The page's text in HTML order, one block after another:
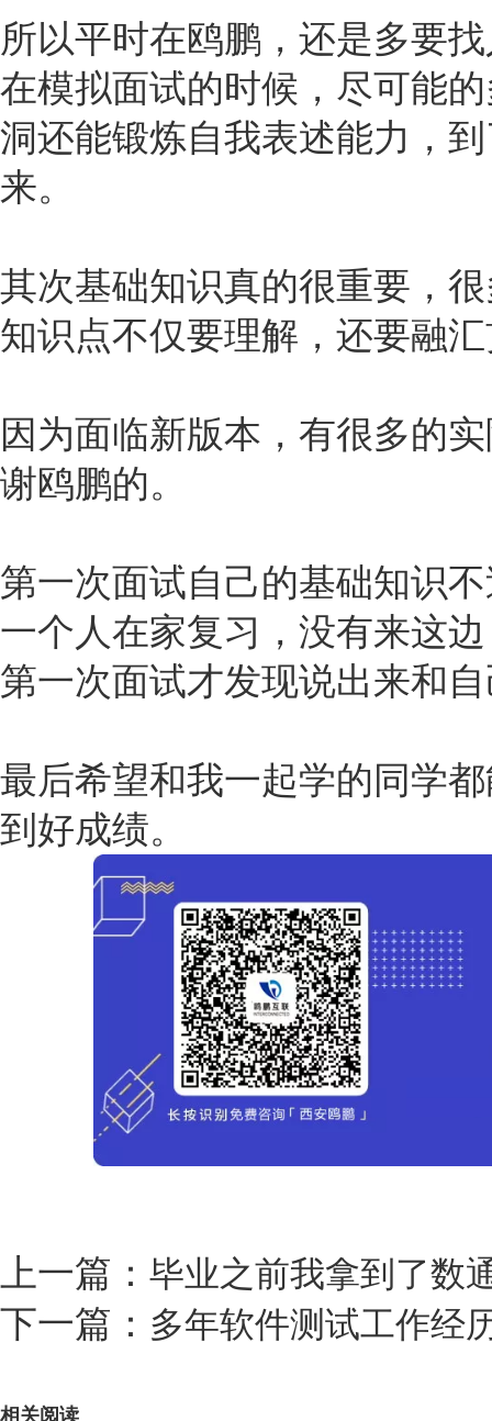
所以平时在鸥鹏，还是多要
在模拟面试的时候，尽可能
洞还能锻炼自我表述能力，
来。
其次基础知识真的很重要，
知识点不仅要理解，还要融
因为面临新版本，有很多的
谢鸥鹏的。
第一次面试自己的基础知识
一个人在家复习，没有来这
第一次面试才发现说出来和
最后希望和我一起学的同学
到好成绩。
上一篇： 毕业之前我拿到了数
下一篇： 多年软件测试工作经
相关阅读